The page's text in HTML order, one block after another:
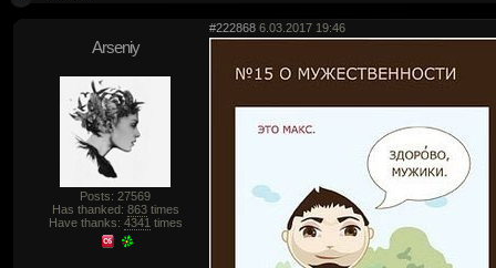
#222868 6.03.2017 19:46
Arseniy
Posts: 27569
Has thanked: 863times
Have thanks: 4341 times